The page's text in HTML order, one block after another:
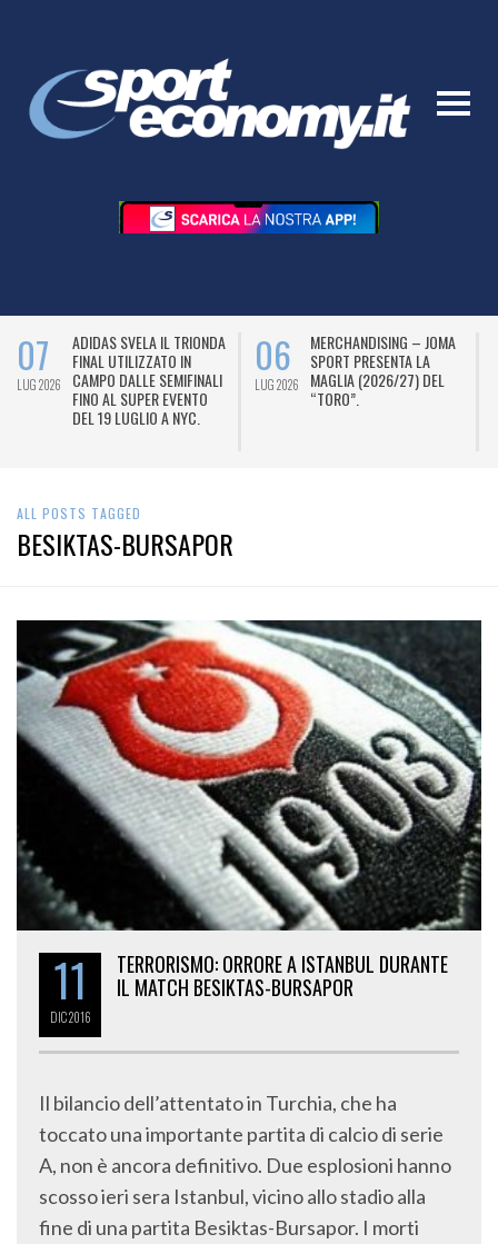
07
LUG 2026
ADIDAS SVELA IL TRIONDA
FINAL UTILIZZATO IN
CAMPO DALLE SEMIFINALI
FINO AL SUPER EVENTO
DEL 19 LUGLIO A NYC.
06
LUG 2026
MERCHANDISING – JOMA
SPORT PRESENTA LA
MAGLIA (2026/27) DEL
“TORO”.
ALL POSTS TAGGED
BESIKTAS-BURSAPOR
11
DIC2016
TERRORISMO: ORRORE A ISTANBUL DURANTE
IL MATCH BESIKTAS-BURSAPOR
Il bilancio dell’attentato in Turchia, che ha
toccato una importante partita di calcio di serie
A, non è ancora definitivo. Due esplosioni hanno
scosso ieri sera Istanbul, vicino allo stadio alla
fine di una partita Besiktas-Bursapor. I morti